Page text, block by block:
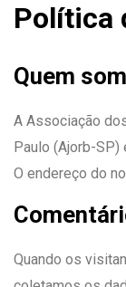
Política
Quem
A Associação
Paulo (Ajorb-
O endereço do
Quando os